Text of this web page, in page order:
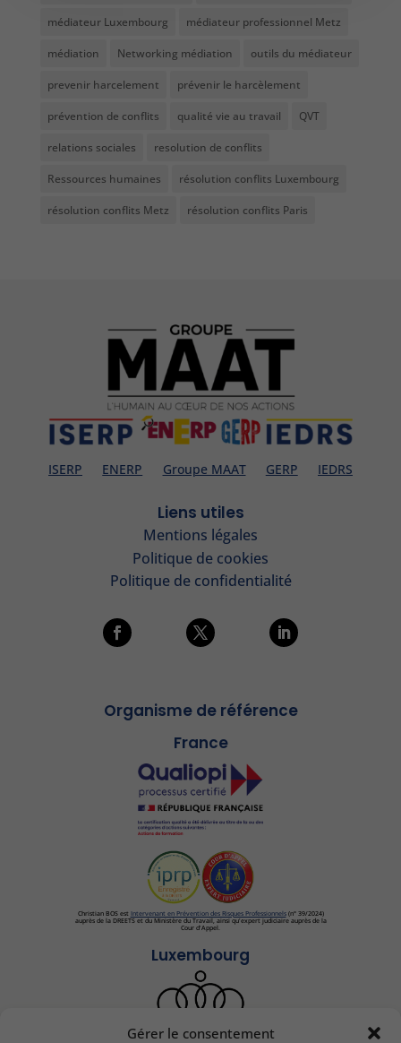
Gérer le consentement
médiateur Luxembourg médiateur professionnel Metz
médiation Networking médiation outils du médiateur
prevenir harcelement prévenir le harcèlement
prévention de conflits qualité vie au travail QVT
relations sociales resolution de conflits
Ressources humaines résolution conflits Luxembourg
résolution conflits Metz résolution conflits Paris
Organisme de référence
France
Christian BOS est Intervenant en Prévention des Risques Professionnels(n° 39/2024)
auprès de la DREETS et du Ministère du Travail, ainsi qu'expert judiciaire auprès de la
Cour d'Appel.
Luxembourg
ISERP ENERP Groupe MAAT GERP IEDRS
Liens utiles
Mentions légales
Politique de cookies
Politique de confidentialité